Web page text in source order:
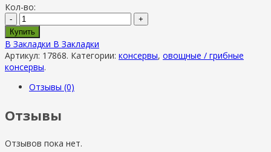
Кол-во:
-
+
Купить
В Закладки В Закладки
Артикул: 17868. Категории: консервы, овощные / грибные
консервы.
Отзывы (0)
Отзывы
Отзывов пока нет.